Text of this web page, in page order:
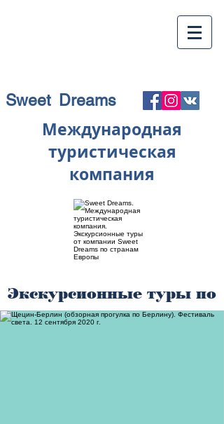
Sweet Dreams
Международная
туристическая
компания
Экскурсионные туры по
странам Европы